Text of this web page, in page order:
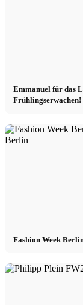
Emmanuel für das
Frühlingserwachen!
Fashion Week